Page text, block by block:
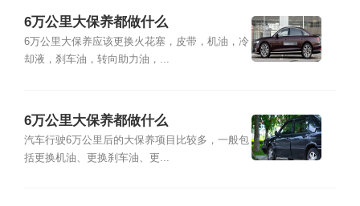
6万公里大保养都做什么
6万公里大保养应该更换火花塞，皮带，机油，冷
却液，刹车油，转向助力油，...
6万公里大保养都做什么
汽车行驶6万公里后的大保养项目比较多，一般包
括更换机油、更换刹车油、更...